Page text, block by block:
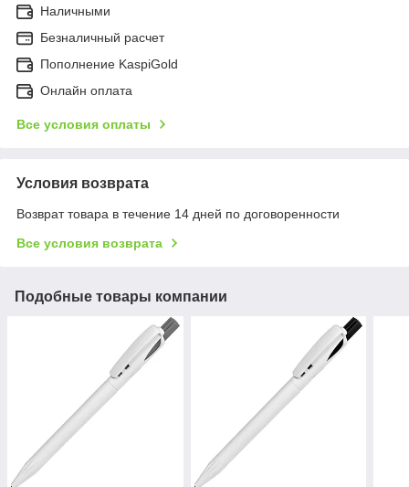
Наличными
Безналичный расчет
Пополнение KaspiGold
Онлайн оплата
Все условия оплаты
Условия возврата
Возврат товара в течение 14 дней по договоренности
Все условия возврата
Подобные товары компании